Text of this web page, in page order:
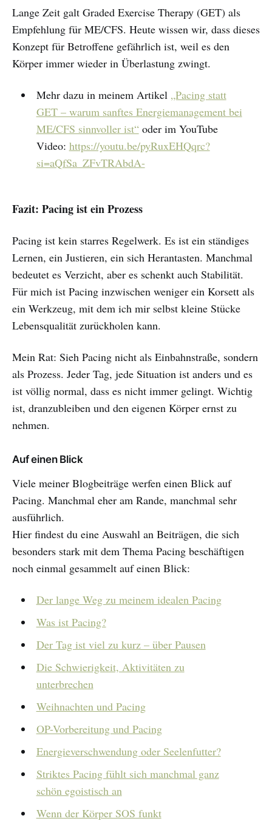
Lange Zeit galt Graded Exercise Therapy (GET) als
Empfehlung für ME/CFS. Heute wissen wir, dass dieses
Konzept für Betroffene gefährlich ist, weil es den
Körper immer wieder in Überlastung zwingt.
Mehr dazu in meinem Artikel „Pacing statt
GET – warum sanftes Energiemanagement bei
ME/CFS sinnvoller ist“oder im YouTube
Video: https://youtu.be/pyRuxEHQqrc?
si=aQfSa_ZFvTRAbdA-
Fazit: Pacing ist ein Prozess
Pacing ist kein starres Regelwerk. Es ist ein ständiges
Lernen, ein Justieren, ein sich Herantasten. Manchmal
bedeutet es Verzicht, aber es schenkt auch Stabilität.
Für mich ist Pacing inzwischen weniger ein Korsett als
ein Werkzeug, mit dem ich mir selbst kleine Stücke
Lebensqualität zurückholen kann.
Mein Rat: Sieh Pacing nicht als Einbahnstraße, sondern
als Prozess. Jeder Tag, jede Situation ist anders und es
ist völlig normal, dass es nicht immer gelingt. Wichtig
ist, dranzubleiben und den eigenen Körper ernst zu
nehmen.
Auf einen Blick
Viele meiner Blogbeiträge werfen einen Blick auf
Pacing. Manchmal eher am Rande, manchmal sehr
ausführlich.
Hier findest du eine Auswahl an Beiträgen, die sich
besonders stark mit dem Thema Pacing beschäftigen
noch einmal gesammelt auf einen Blick:
Der lange Weg zu meinem idealen Pacing
Was ist Pacing?
Der Tag ist viel zu kurz – über Pausen
Die Schwierigkeit, Aktivitäten zu
unterbrechen
Weihnachten und Pacing
OP-Vorbereitung und Pacing
Energieverschwendung oder Seelenfutter?
Striktes Pacing fühlt sich manchmal ganz
schön egoistisch an
Wenn der Körper SOS funkt